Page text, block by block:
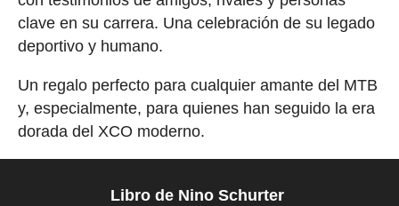
clave en su carrera. Una celebración de su legado
deportivo y humano.
Un regalo perfecto para cualquier amante del MTB
y, especialmente, para quienes han seguido la era
dorada del XCO moderno.
Libro de Nino Schurter